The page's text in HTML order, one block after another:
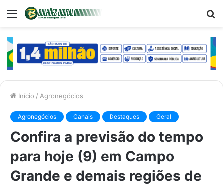
Menu
Início / Agronegócios
Agronegócios Canais Destaques Geral
Confira a previsão do tempo
para hoje (9) em Campo
Grande e demais regiões de